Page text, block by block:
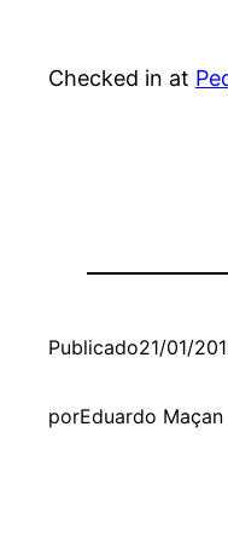
Checked in at
Publicado21/01/
porEduardo Maçan